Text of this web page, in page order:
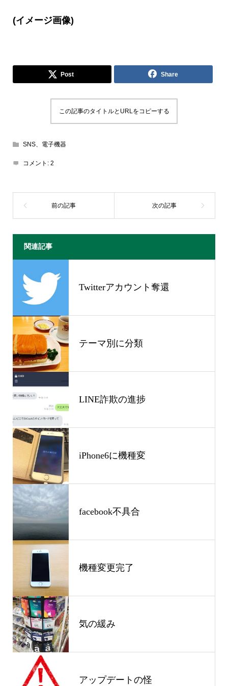
(イメージ画像)
Post Share
この記事のタイトルとURLをコピーする
SNS、電子機器
コメント: 2
関連記事
Twitterアカウント奪還
テーマ別に分類
LINE詐欺の進捗
iPhone6に機種変
facebook不具合
機種変更完了
気の緩み
アップデートの怪